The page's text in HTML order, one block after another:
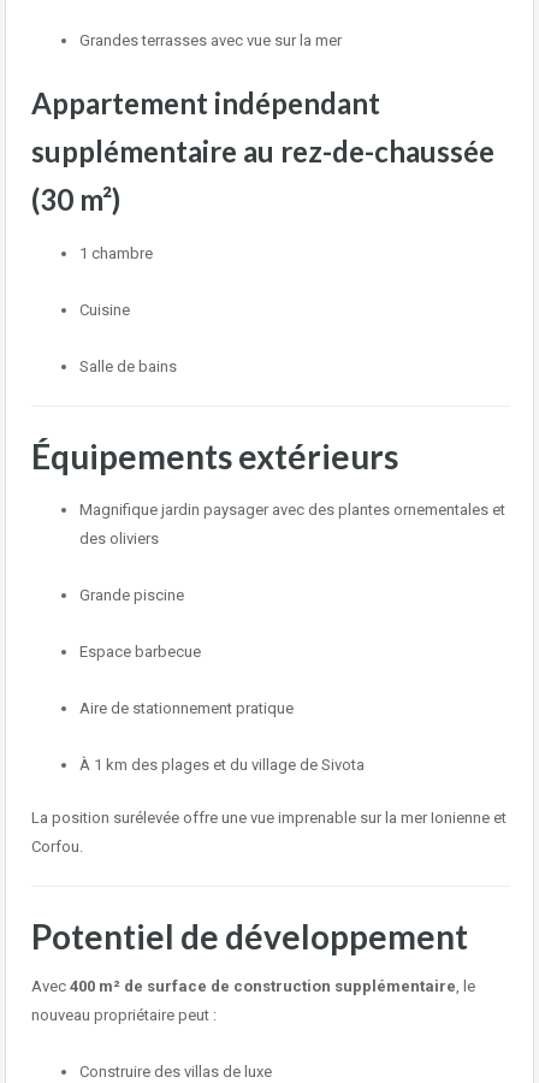
Grandes terrasses avec vue sur la mer
Appartement indépendant
supplémentaire au rez-de-chaussée
(30 m²)
1 chambre
Cuisine
Salle de bains
Équipements extérieurs
Magnifique jardin paysager avec des plantes ornementales et
des oliviers
Grande piscine
Espace barbecue
Aire de stationnement pratique
À 1 km des plages et du village de Sivota
La position surélevée offre une vue imprenable sur la mer Ionienne et
Corfou.
Potentiel de développement
Avec 400 m² de surface de construction supplémentaire, le
nouveau propriétaire peut :
Construire des villas de luxe